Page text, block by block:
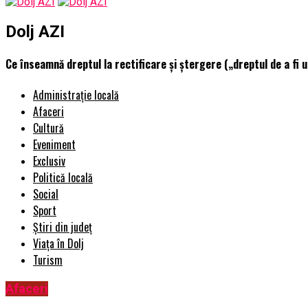
Dolj AZI
Ce înseamnă dreptul la rectificare și ștergere („dreptul de a fi
Administrație locală
Afaceri
Cultură
Eveniment
Exclusiv
Politică locală
Social
Sport
Știri din județ
Viața în Dolj
Turism
Afaceri